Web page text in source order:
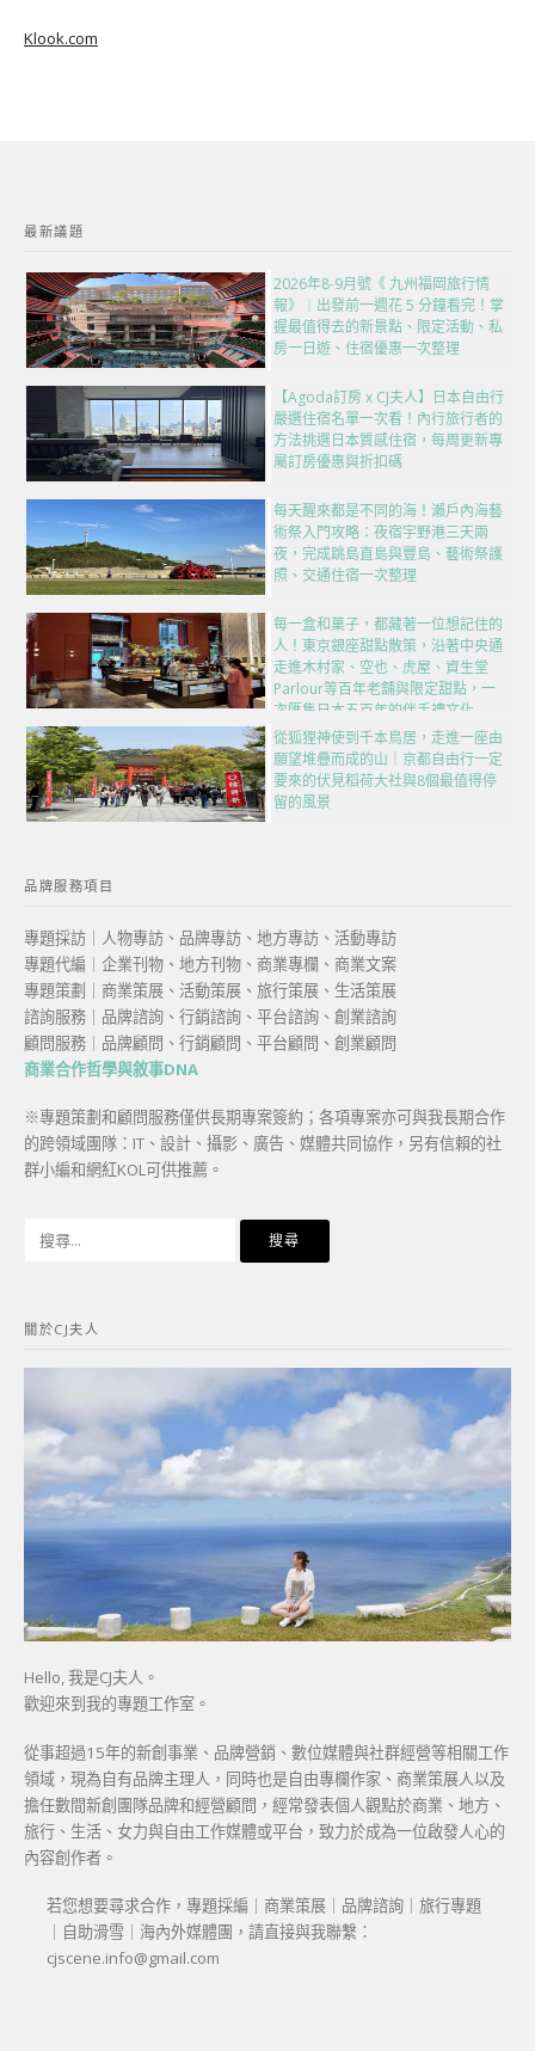
Klook.com
最新議題
2026年8-9月號《 九州福岡旅行情
報》｜出發前一週花 5 分鐘看完！掌
握最值得去的新景點、限定活動、私
房一日遊、住宿優惠一次整理
【Agoda訂房 x CJ夫人】日本自由行
嚴選住宿名單一次看！內行旅行者的
方法挑選日本質感住宿，每周更新專
屬訂房優惠與折扣碼
每天醒來都是不同的海！瀨戶內海藝
術祭入門攻略：夜宿宇野港三天兩
夜，完成跳島直島與豐島、藝術祭護
照、交通住宿一次整理
每一盒和菓子，都藏著一位想記住的
人！東京銀座甜點散策，沿著中央通
走進木村家、空也、虎屋、資生堂
Parlour等百年老舖與限定甜點，一
次匯集日本五百年的伴手禮文化
從狐狸神使到千本鳥居，走進一座由
願望堆疊而成的山｜京都自由行一定
要來的伏見稻荷大社與8個最值得停
留的風景
品牌服務項目
專題採訪｜人物專訪、品牌專訪、地方專訪、活動專訪
專題代編｜企業刊物、地方刊物、商業專欄、商業文案
專題策劃｜商業策展、活動策展、旅行策展、生活策展
諮詢服務｜品牌諮詢、行銷諮詢、平台諮詢、創業諮詢
顧問服務｜品牌顧問、行銷顧問、平台顧問、創業顧問
商業合作哲學與敘事DNA
※專題策劃和顧問服務僅供長期專案簽約；各項專案亦可與我長期合作
的跨領域團隊：IT、設計、攝影、廣告、媒體共同協作，另有信賴的社
群小編和網紅KOL可供推薦。
字:
關於CJ夫人
Hello, 我是CJ夫人。
歡迎來到我的專題工作室。
從事超過15年的新創事業、品牌營銷、數位媒體與社群經營等相關工作
領域，現為自有品牌主理人，同時也是自由專欄作家、商業策展人以及
擔任數間新創團隊品牌和經營顧問，經常發表個人觀點於商業、地方、
旅行、生活、女力與自由工作媒體或平台，致力於成為一位啟發人心的
內容創作者。
若您想要尋求合作，專題採編｜商業策展｜品牌諮詢｜旅行專題
｜自助滑雪｜海內外媒體團，請直接與我聯繫：
cjscene.info@gmail.com